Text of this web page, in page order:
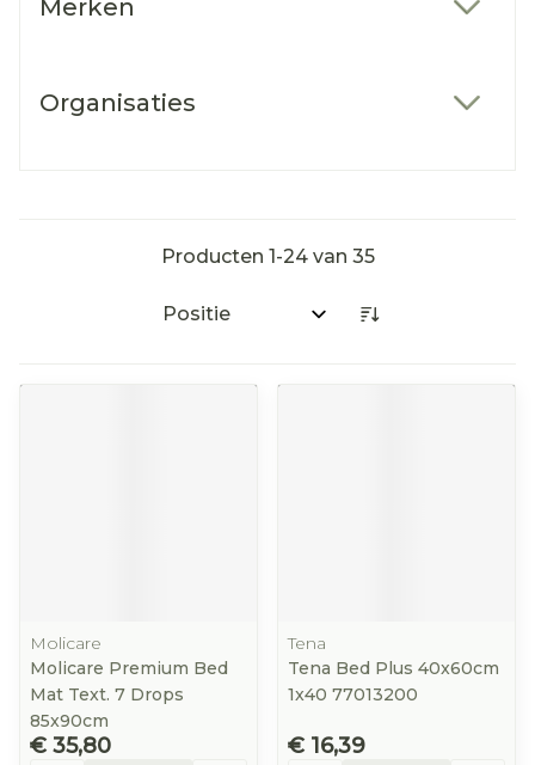
Merken
Organisaties
Producten 1-24van 35
Sorteer op:
Molicare
Molicare Premium Bed
Mat Text. 7 Drops
85x90cm
€ 35,80
Tena
Tena Bed Plus 40x60cm
1x40 77013200
€ 16,39